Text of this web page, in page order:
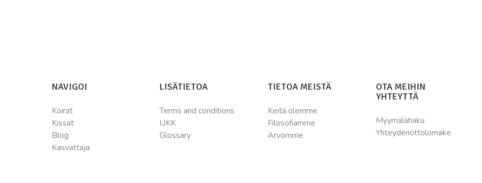
NAVIGOI
Koirat
Kissat
Blog
Kasvattaja
LISÄTIETOA
Terms and conditions
UKK
Glossary
TIETOA MEISTÄ
Keitä olemme
Filosofiamme
Arvomme
OTA MEIHIN
YHTEYTTÄ
Myymälähaku
Yhteydenottolomake